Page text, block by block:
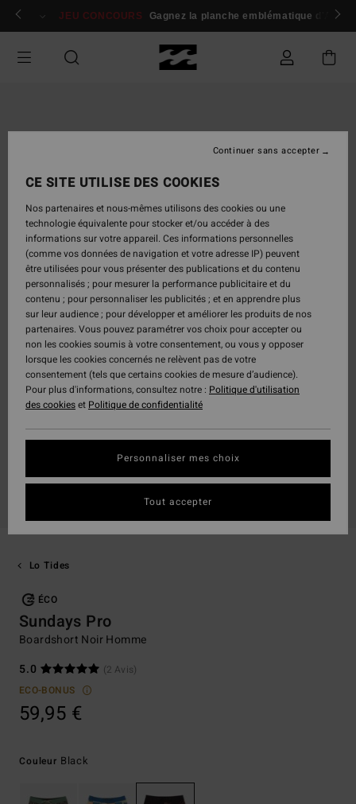
Passer
Se connecter / s'inscrire
JEU CONCOURS Gagnez la planche emblématique d'Andy
Lo Tides
ÉCO
Sundays Pro
Boardshort Noir Homme
5.0
(2 Avis)
ECO-BONUS
59,95 €
Couleur Black
CE SITE UTILISE DES COOKIES
Nos partenaires et nous-mêmes utilisons des cookies ou une
technologie équivalente pour stocker et/ou accéder à des
informations sur votre appareil. Ces informations personnelles
(comme vos données de navigation et votre adresse IP) peuvent
être utilisées pour vous présenter des publications et du contenu
personnalisés ; pour mesurer la performance publicitaire et du
contenu ; pour personnaliser les publicités ; et en apprendre plus
sur leur audience ; pour développer et améliorer les produits de nos
partenaires. Vous pouvez paramétrer vos choix pour accepter ou
non les cookies soumis à votre consentement, ou vous y opposer
lorsque les cookies concernés ne relèvent pas de votre
consentement (tels que certains cookies de mesure d’audience).
Pour plus d'informations, consultez notre : Politique d'utilisation
des cookieset Politique de confidentialité
Personnaliser mes choix
Continuer sans accepter
Tout accepter